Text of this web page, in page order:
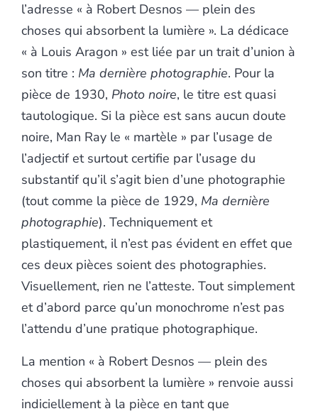
l’adresse « à Robert Desnos — plein des
choses qui absorbent la lumière ». La dédicace
« à Louis Aragon » est liée par un trait d’union à
son titre : Ma dernière photographie. Pour la
pièce de 1930, Photo noire, le titre est quasi
tautologique. Si la pièce est sans aucun doute
noire, Man Ray le « martèle » par l’usage de
l’adjectif et surtout certifie par l’usage du
substantif qu’il s’agit bien d’une photographie
(tout comme la pièce de 1929, Ma dernière
photographie). Techniquement et
plastiquement, il n’est pas évident en effet que
ces deux pièces soient des photographies.
Visuellement, rien ne l’atteste. Tout simplement
et d’abord parce qu’un monochrome n’est pas
l’attendu d’une pratique photographique.
La mention « à Robert Desnos — plein des
choses qui absorbent la lumière » renvoie aussi
indiciellement à la pièce en tant que